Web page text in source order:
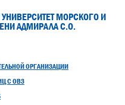
МОРСКОГО И
АДМИРАЛА С.О.
ОРГАНИЗАЦИИ
С ОВЗ